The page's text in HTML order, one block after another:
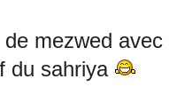
de mezwed
du sahriya